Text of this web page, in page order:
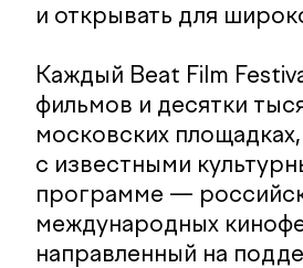
и открывать для
Каждый Beat Film
фильмов и десятки
московских
с известными
программе —
международных
направленный на